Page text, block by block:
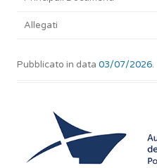
Allegati
Pubblicato in data 03/07/2026.